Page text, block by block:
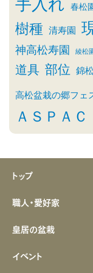
手入れ 春松
樹種 清寿園
神高松寿園 綾松
道具 部位 錦
高松盆栽の郷フェ
ＡＳＰＡＣ
トップ
職人・愛好家
皇居の盆栽
イベント